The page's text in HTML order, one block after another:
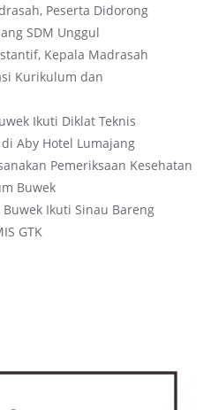
Peserta Didorong
SDM Unggul
Kepala Madrasah
Kurikulum dan
Ikuti Diklat Teknis
Aby Hotel Lumajang
Pemeriksaan Kesehatan
Buwek
Ikuti Sinau Bareng
GTK